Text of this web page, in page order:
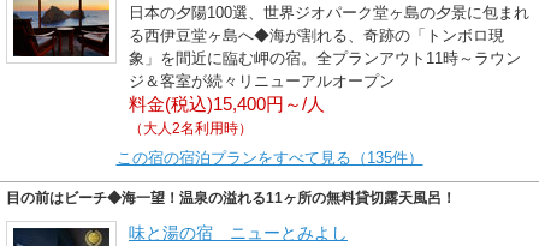
日本の夕陽100選、世界ジオパーク堂ヶ島の夕景に包まれ
る西伊豆堂ヶ島へ◆海が割れる、奇跡の「トンボロ現
象」を間近に臨む岬の宿。全プランアウト11時～ラウン
ジ＆客室が続々リニューアルオープン
料金(税込)15,400円～/人
（大人2名利用時）
この宿の宿泊プランをすべて見る（135件）
目の前はビーチ◆海一望！温泉の溢れる11ヶ所の無料貸切露天風呂！
味と湯の宿 ニューとみよし